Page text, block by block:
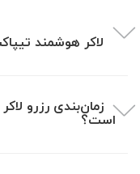
لاکر هوشمند
زمان‌بندی رزرو
است؟